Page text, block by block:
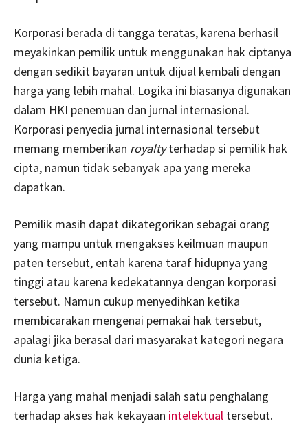
Korporasi berada di tangga teratas, karena berhasil
meyakinkan pemilik untuk menggunakan hak ciptanya
dengan sedikit bayaran untuk dijual kembali dengan
harga yang lebih mahal. Logika ini biasanya digunakan
dalam HKI penemuan dan jurnal internasional.
Korporasi penyedia jurnal internasional tersebut
memang memberikan royaltyterhadap si pemilik hak
cipta, namun tidak sebanyak apa yang mereka
dapatkan.
Pemilik masih dapat dikategorikan sebagai orang
yang mampu untuk mengakses keilmuan maupun
paten tersebut, entah karena taraf hidupnya yang
tinggi atau karena kedekatannya dengan korporasi
tersebut. Namun cukup menyedihkan ketika
membicarakan mengenai pemakai hak tersebut,
apalagi jika berasal dari masyarakat kategori negara
dunia ketiga.
Harga yang mahal menjadi salah satu penghalang
terhadap akses hak kekayaan intelektual tersebut.